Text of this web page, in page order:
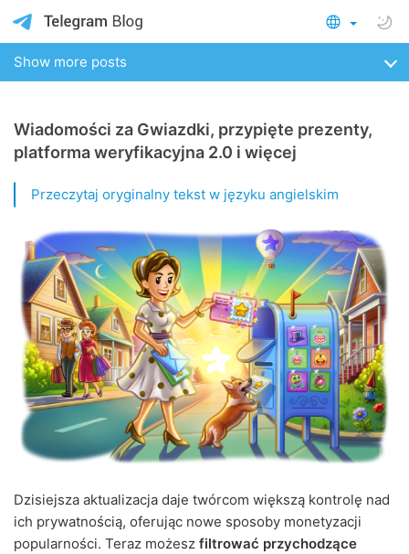
Show more posts
Wiadomości za Gwiazdki, przypięte prezenty,
platforma weryfikacyjna 2.0 i więcej
Przeczytaj oryginalny tekst w języku angielskim
Dzisiejsza aktualizacja daje twórcom większą kontrolę nad
ich prywatnością, oferując nowe sposoby monetyzacji
popularności. Teraz możesz filtrować przychodzące